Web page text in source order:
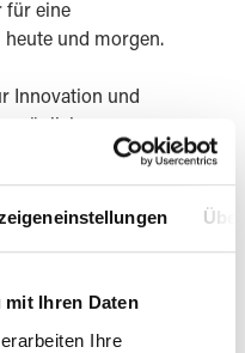
Ihren Daten
Ihre
für eine
und morgen.
Innovation und
zu laden und so
Umwege, ohne